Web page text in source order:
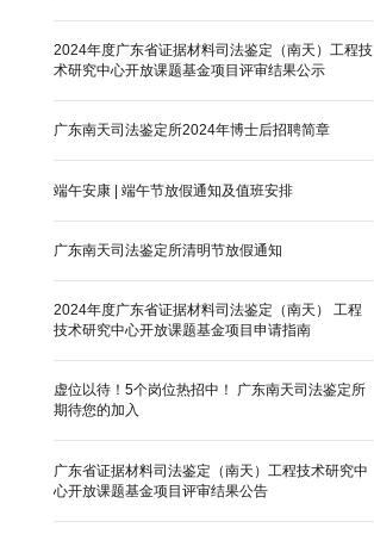
2024年度广东省证据材料司法鉴定（南天）工程技
术研究中心开放课题基金项目评审结果公示
广东南天司法鉴定所2024年博士后招聘简章
端午安康 | 端午节放假通知及值班安排
广东南天司法鉴定所清明节放假通知
2024年度广东省证据材料司法鉴定（南天） 工程
技术研究中心开放课题基金项目申请指南
虚位以待！5个岗位热招中！ 广东南天司法鉴定所
期待您的加入
广东省证据材料司法鉴定（南天）工程技术研究中
心开放课题基金项目评审结果公告